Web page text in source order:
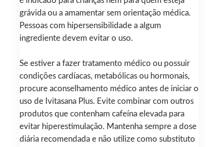
grávida ou a amamentar sem orientação médica.
Pessoas com hipersensibilidade a algum
ingrediente devem evitar o uso.
Se estiver a fazer tratamento médico ou possuir
condições cardíacas, metabólicas ou hormonais,
procure aconselhamento médico antes de iniciar o
uso de Ivitasana Plus. Evite combinar com outros
produtos que contenham cafeína elevada para
evitar hiperestimulação. Mantenha sempre a dose
diária recomendada e não utilize como substituto